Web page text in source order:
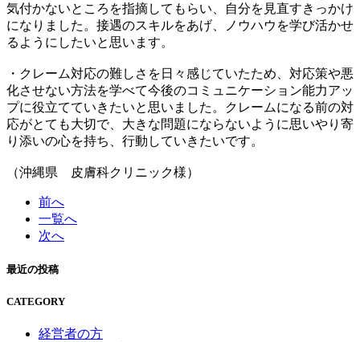
気付かないところを指摘してもらい、自分を見直すきっかけ
になりました。接遇のスキルをあげ、ノウハウを学び活かせ
るようにしたいと思います。
・クレーム対応の難しさを日々感じていたため、対応策や悪
化させない方法を学べて今後のコミュニケーション能力アッ
プに役立てていきたいと思いました。クレームになる前の対
応がとても大切で、大きな問題にならないように思いやり寄
り添いの心を持ち、行動していきたいです。
（沖縄県 皮膚科クリニック様）
前へ
一覧へ
次へ
最近の投稿
CATEGORY
経営者の方